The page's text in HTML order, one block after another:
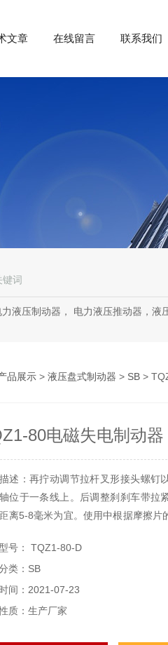
文章 在线留言 联系我们
压制动器， 电力液压推动器，液压盘式制动器，气动盘式制动器，刹车片，焦作制
品展示 > 液压盘式制动器 > SB >
80电磁失电制动器
述：再拧动调节拉杆叉形接头螺钉
位于一条线上。后调整刹刹车带拉
离5-8毫米为宜。使用中根据摩擦片
磁铁绕点逆时针转动，同时推杆使其
号： TQZ1-80-D
类：SB
间：2021-07-23
质：生产厂家